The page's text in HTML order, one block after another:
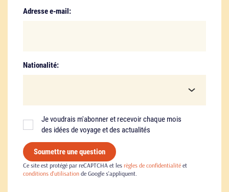
Adresse e-mail:
Nationalité:
Je voudrais m'abonner et recevoir chaque mois
des idées de voyage et des actualités
Ce site est protégé par reCAPTCHA et les règles de confidentialité et
conditions d'utilisation de Google s'appliquent.
Soumettre une question